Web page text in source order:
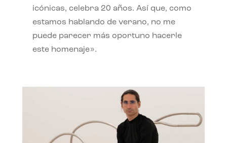
icónicas, celebra 20 años. Así que, como
estamos hablando de verano, no me
puede parecer más oportuno hacerle
este homenaje».